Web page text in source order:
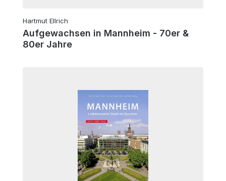
Hartmut Ellrich
Aufgewachsen in Mannheim - 70er &
80er Jahre